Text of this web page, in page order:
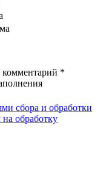
комментарий *
сбора и обработки
обработку